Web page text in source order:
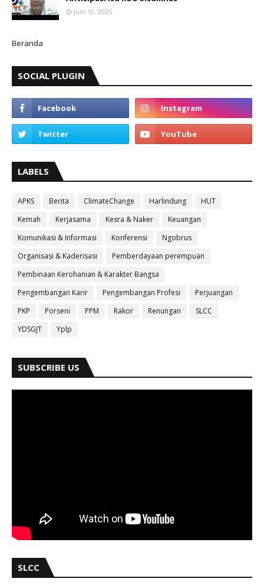
Juni 10, 2025
Beranda
SOCIAL PLUGIN
LABELS
APKS Berita ClimateChange Harlindung
HUT
Kemah
Kerjasama Kesra & Naker
Keuangan
Komunikasi & Informasi
Konferensi
Ngobrus
Organisasi & Kaderisasi
Pemberdayaan perempuan
Pembinaan Kerohanian & Karakter Bangsa
Pengembangan Karir
Pengembangan Profesi
Perjuangan
PKP
Porseni PPM Rakor Renungan
SLCC
YDSGJT
Yplp
SUBSCRIBE US
SLCC